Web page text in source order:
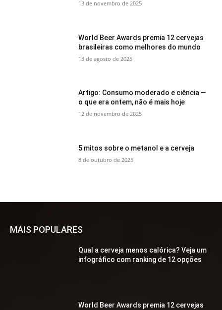
13 de novembro de 2025
World Beer Awards premia 12 cervejas
brasileiras como melhores do mundo
13 de agosto de 2025
Artigo: Consumo moderado e ciência —
o que era ontem, não é mais hoje
12 de novembro de 2025
5 mitos sobre o metanol e a cerveja
8 de outubro de 2025
MAIS POPULARES
Qual a cerveja menos calórica? Veja um
infográfico com ranking de 12 opções
World Beer Awards premia 12 cervejas